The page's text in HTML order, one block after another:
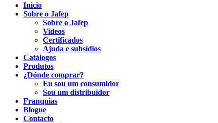
Inicio
Sobre o Jafep
Sobre o Jafep
Videos
Certificados
Ajuda e subsídios
Catálogos
Produtos
¿Dónde comprar?
Eu sou um consumidor
Sou um distribuidor
Franquias
Blogue
Contacto